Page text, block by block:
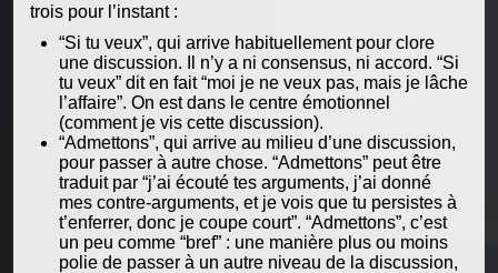
trois pour l’instant :
“Si tu veux”, qui arrive habituellement pour clore
une discussion. Il n’y a ni consensus, ni accord. “Si
tu veux” dit en fait “moi je ne veux pas, mais je lâche
l’affaire”. On est dans le centre émotionnel
(comment je vis cette discussion).
“Admettons”, qui arrive au milieu d’une discussion,
pour passer à autre chose. “Admettons” peut être
traduit par “j’ai écouté tes arguments, j’ai donné
mes contre-arguments, et je vois que tu persistes à
t’enferrer, donc je coupe court”. “Admettons”, c’est
un peu comme “bref” : une manière plus ou moins
polie de passer à un autre niveau de la discussion,